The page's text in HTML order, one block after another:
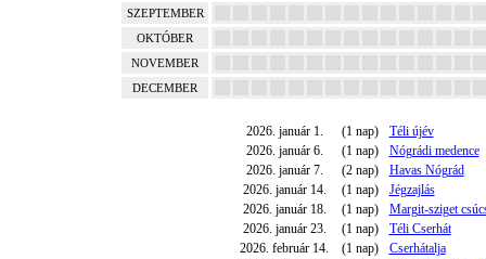
SZEPTEMBER
OKTÓBER
NOVEMBER
DECEMBER
2026. január 1. (1 nap)
Téli újév
2026. január 6.
(1 nap)
Nógrádi medence
2026. január 7.
(2 nap)
Havas Nógrád
2026. január 14.
(1 nap)
Jégzajlás
2026. január 18.
(1 nap)
Margit-sziget
2026. január 23.
(1 nap)
Téli Cserhát
2026. február 14.
(1 nap)
Cserhátalja